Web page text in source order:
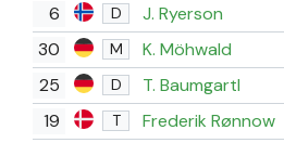
6 D J. Ryerson
30 M K. Möhwald
25 D
T. Baumgartl
19
T
Frederik Rønnow